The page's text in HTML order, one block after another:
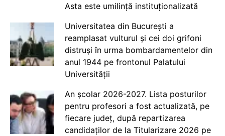
Asta este umilință instituționalizată
Universitatea din București a
reamplasat vulturul și cei doi grifoni
distruși în urma bombardamentelor din
anul 1944 pe frontonul Palatului
Universității
An școlar 2026-2027. Lista posturilor
pentru profesori a fost actualizată, pe
fiecare județ, după repartizarea
candidaților de la Titularizare 2026 pe